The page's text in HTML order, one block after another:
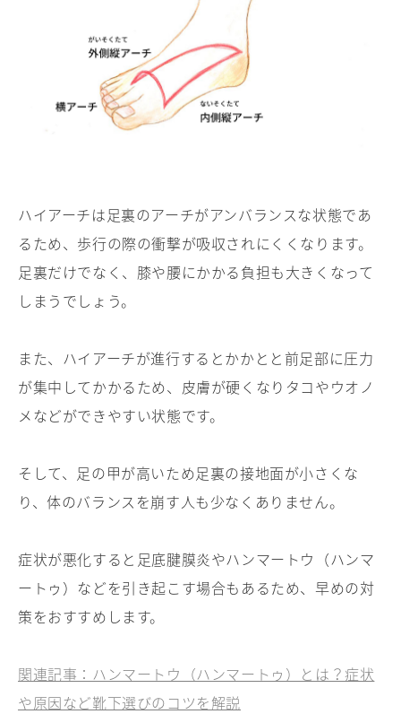
ハイアーチは足裏のアーチがアンバランスな状態であ
るため、歩行の際の衝撃が吸収されにくくなります。
足裏だけでなく、膝や腰にかかる負担も大きくなって
しまうでしょう。
また、ハイアーチが進行するとかかとと前足部に圧力
が集中してかかるため、皮膚が硬くなりタコやウオノ
メなどができやすい状態です。
そして、足の甲が高いため足裏の接地面が小さくな
り、体のバランスを崩す人も少なくありません。
症状が悪化すると足底腱膜炎やハンマートウ（ハンマ
ートゥ）などを引き起こす場合もあるため、早めの対
策をおすすめします。
関連記事：ハンマートウ（ハンマートゥ）とは？症状
や原因など靴下選びのコツを解説